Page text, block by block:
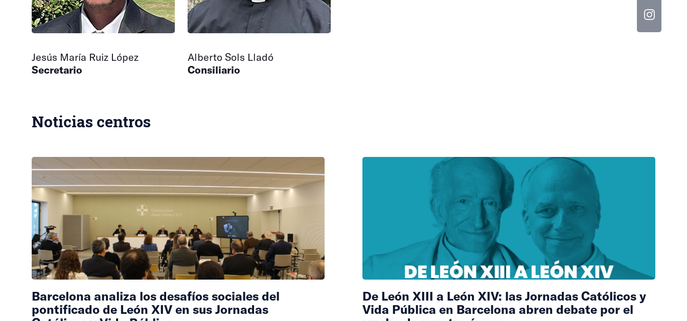
Jesús María Ruiz López
Secretario
Alberto Sols Lladó
Consiliario
Noticias centros
Barcelona analiza los desafíos sociales del
pontificado de León XIV en sus Jornadas
De León XIII a León XIV: las Jornadas Católicos y
Vida Pública en Barcelona abren debate por el